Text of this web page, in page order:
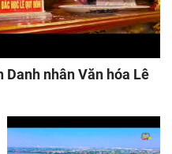
Danh nhân Văn hóa Lê